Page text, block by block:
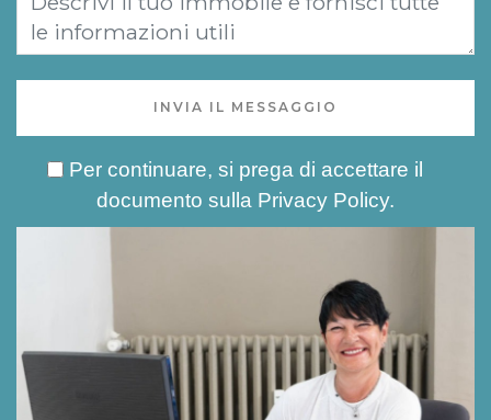
INVIA IL MESSAGGIO
Per continuare, si prega di accettare il
documento sulla Privacy Policy.